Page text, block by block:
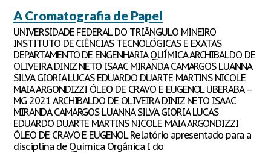
A Cromatografia de Papel
UNIVERSIDADE FEDERAL DO TRIÂNGULO MINEIRO
INSTITUTO DE CIÊNCIAS TECNOLÓGICAS E EXATAS
DEPARTAMENTO DE ENGENHARIA QUÍMICA ARCHIBALDO DE
OLIVEIRA DINIZ NETO ISAAC MIRANDA CAMARGOS LUANNA
SILVA GIORIA LUCAS EDUARDO DUARTE MARTINS NICOLE
MAIA ARGONDIZZI ÓLEO DE CRAVO E EUGENOL UBERABA –
MG 2021 ARCHIBALDO DE OLIVEIRA DINIZ NETO ISAAC
MIRANDA CAMARGOS LUANNA SILVA GIORIA LUCAS
EDUARDO DUARTE MARTINS NICOLE MAIA ARGONDIZZI
ÓLEO DE CRAVO E EUGENOL Relatório apresentado para a
disciplina de Química Orgânica I do